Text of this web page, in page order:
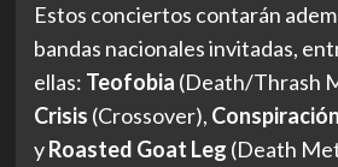
Estos conciertos contarán
bandas nacionales invitadas,
ellas: Teofobia (Death/Thrash
Crisis (Crossover), Conspiración
yRoasted Goat Leg (Death